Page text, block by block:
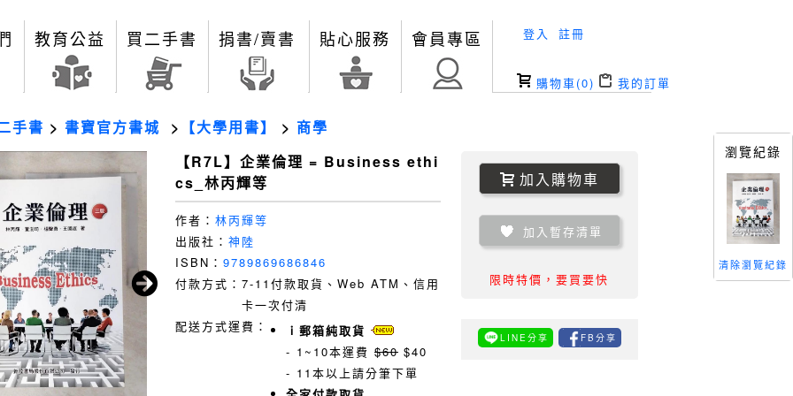
教育公益 買二手書 捐書/賣書 貼心服務 會員專區 登入 註冊
購物車(0) 我的訂單
手書 > 書寶官方書城 > 【大學用書】 > 商學
【R7L】企業倫理 = Business ethi
cs_林丙輝等
作者： 林丙輝等
出版社： 神陸
ISBN： 9789869686846
付款方式： 7-11付款取貨、Web ATM、信用
卡一次付清
配送方式運費：
ｉ郵箱純取貨
- 1~10本運費 $60 $40
- 11本以上請分筆下單
加入購物車
加入暫存清單
限時特價，要買要快
LINE分享 FB分享
瀏覽紀錄
清除瀏覽紀錄